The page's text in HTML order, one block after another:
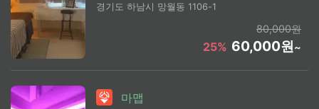
경기도 하남시 망월동 1106-1
80,000원
25% 60,000원~
마맵